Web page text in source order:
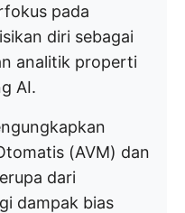
pada
diri sebagai
analitik properti
AI.
(AVM) dan
dari
dampak bias